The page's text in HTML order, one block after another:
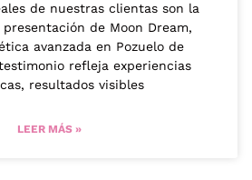
de nuestras clientas son la
de Moon Dream,
avanzada en Pozuelo de
refleja experiencias
resultados visibles
LEER MÁS »